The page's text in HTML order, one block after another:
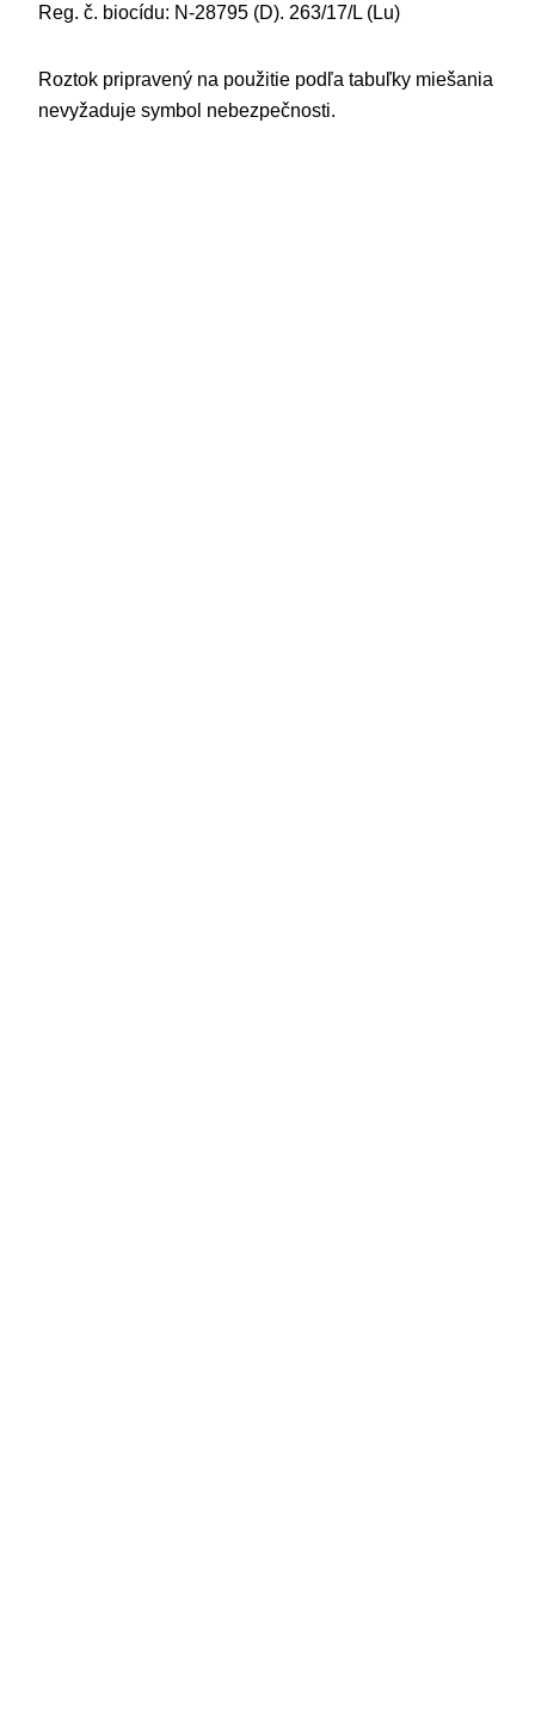
Reg. č. biocídu: N-28795 (D). 263/17/L (Lu)
Roztok pripravený na použitie podľa tabuľky miešania
nevyžaduje symbol nebezpečnosti.